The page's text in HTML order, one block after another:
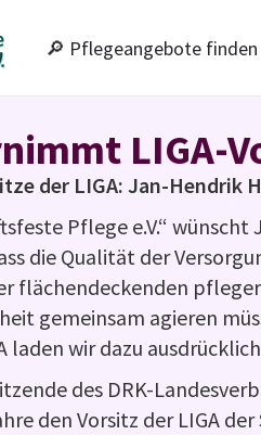
🔎 Pflegeangebote finden
LIGA-
der LIGA: Jan-
Pflege e.V.“
die Qualität der
flächendeckenden
gemeinsam agieren
laden wir dazu
des DRK-
den Vorsitz der LIGA